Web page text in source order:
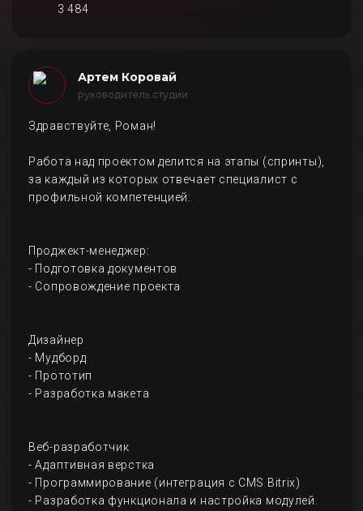
3 484
Артем Коровай
руководитель студии
Здравствуйте, Роман!
Работа над проектом делится на этапы (спринты),
за каждый из которых отвечает специалист с
профильной компетенцией:
Проджект-менеджер:
- Подготовка документов
- Сопровождение проекта
Дизайнер
- Мудборд
- Прототип
- Разработка макета
Веб-разработчик
- Адаптивная верстка
- Программирование (интеграция с CMS Bitrix)
- Разработка функционала и настройка модулей.